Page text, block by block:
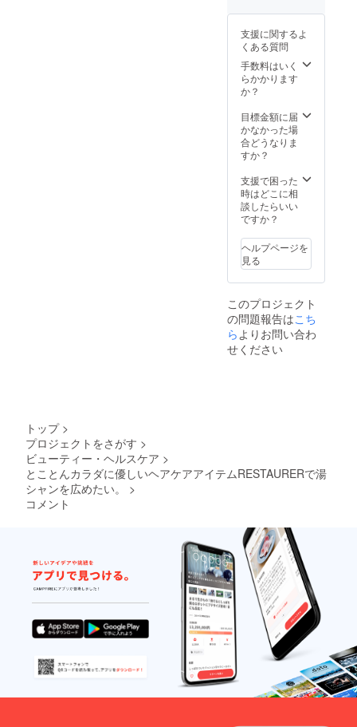
持ちを
込めま
して
〈サン
キュー
メー
す。
キュー
メー
ル〉が
届きま
す。
果や目
夫の仕
方まで
実体験
を踏ま
えてま
した。
・
chouett
eから感
持ちを
込めま
して
〈サン
メー
ル〉が
届きま
す。
支援に関するよ
くある質問
手数料はいく
らかかります
か？
目標金額に届
かなかった場
合どうなりま
すか？
支援で困った
時はどこに相
談したらいい
ですか？
ヘルプページを
見る
このプロジェクト
の問題報告はこち
ら よりお問い合わ
せください
トップ >
プロジェクトをさがす >
ビューティー・ヘルスケア >
とことんカラダに優しいヘアケアアイテムRESTAURERで湯
シャンを広めたい。
>
コメント